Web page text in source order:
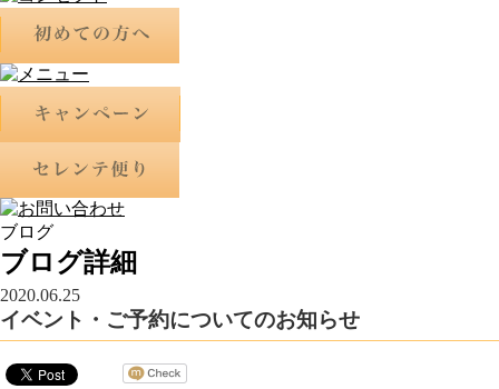
ブログ
ブログ詳細
2020.06.25
イベント・ご予約についてのお知らせ